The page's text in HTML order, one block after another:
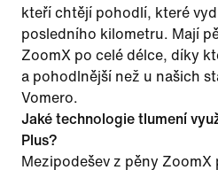
kteří chtějí pohodlí, které
posledního kilometru. Mají
ZoomX po celé délce, díky
a pohodlnější než u našich
Vomero.
Jaké technologie tlumení
Plus?
Mezipodešev z pěny ZoomX